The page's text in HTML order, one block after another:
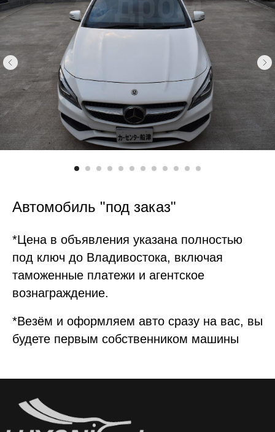
Автомобиль "под заказ"
*Цена в объявления указана полностью
под ключ до Владивостока, включая
таможенные платежи и агентское
вознаграждение.
*Везём и оформляем авто сразу на вас, вы
будете первым собственником машины